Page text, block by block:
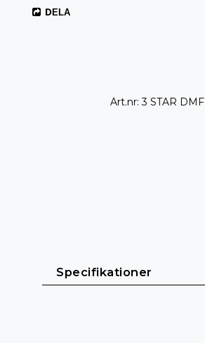
DELA
Art.nr: 3 STAR DMF
Specifikationer